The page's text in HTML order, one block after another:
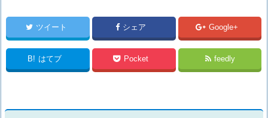
ツイート シェア Google+
B! はてブ Pocket feedly